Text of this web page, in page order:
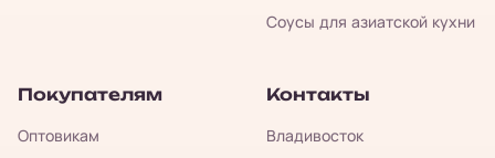
Соусы для азиатской кухни
Покупателям
Оптовикам
Контакты
Владивосток